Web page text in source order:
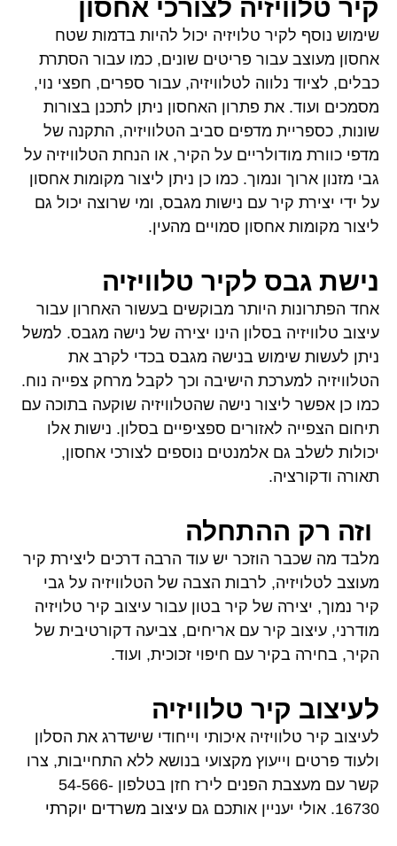
קיר טלוויזיה לצורכי אחסון
שימוש נוסף לקיר טלויזיה יכול להיות בדמות שטח
אחסון מעוצב עבור פריטים שונים, כמו עבור הסתרת
כבלים, לציוד נלווה לטלוויזיה, עבור ספרים, חפצי נוי,
מסמכים ועוד. את פתרון האחסון ניתן לתכנן בצורות
שונות, כספריית מדפים סביב הטלוויזיה, התקנה של
מדפי כוורת מודולריים על הקיר, או הנחת הטלוויזיה על
גבי מזנון ארוך ונמוך. כמו כן ניתן ליצור מקומות אחסון
על ידי יצירת קיר עם נישות מגבס, ומי שרוצה יכול גם
ליצור מקומות אחסון סמויים מהעין.
נישת גבס לקיר טלוויזיה
אחד הפתרונות היותר מבוקשים בעשור האחרון עבור
עיצוב טלוויזיה בסלון הינו יצירה של נישה מגבס. למשל
ניתן לעשות שימוש בנישה מגבס בכדי לקרב את
הטלוויזיה למערכת הישיבה וכך לקבל מרחק צפייה נוח.
כמו כן אפשר ליצור נישה שהטלוויזיה שוקעה בתוכה עם
תיחום הצפייה לאזורים ספציפיים בסלון. נישות אלו
יכולות לשלב גם אלמנטים נוספים לצורכי אחסון,
תאורה ודקורציה.
וזה רק ההתחלה
מלבד מה שכבר הוזכר יש עוד הרבה דרכים ליצירת קיר
מעוצב לטלויזיה, לרבות הצבה של הטלוויזיה על גבי
קיר נמוך, יצירה של קיר בטון עבור עיצוב קיר טלויזיה
מודרני, עיצוב קיר עם אריחים, צביעה דקורטיבית של
הקיר, בחירה בקיר עם חיפוי זכוכית, ועוד.
לעיצוב קיר טלוויזיה
לעיצוב קיר טלוויזיה איכותי וייחודי שישדרג את הסלון
ולעוד פרטים וייעוץ מקצועי בנושא ללא התחייבות, צרו
קשר עם מעצבת הפנים לירז חזן בטלפון 54-566-
16730. אולי יעניין אותכם גם
עיצוב משרדים יוקרתי